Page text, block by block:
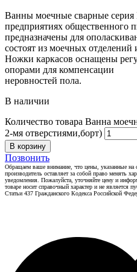
Ванны моечные сварные
предприятиях общественного
предназначены для
состоят из моечных отделений
Ножки каркасов оснащены
опорами для компенсации
неровностей пола.
В наличии
Количество товара Ванна
2-мя отверстиями,борт)
В корзину
Позвонить
Обращаем ваше внимание, что цены, указанные на
производитель оставляет за собой право менять
уведомления. Пожалуйста, уточняйте цену и
товаре носит справочный характер и не является
Статьи 437 Гражданского Кодекса Российской